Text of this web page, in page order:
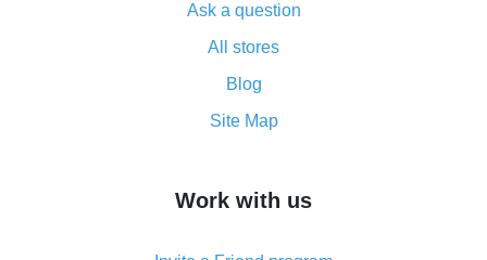
All about how cash back works on AliExpress
and what it does
How to get the most cash back on AliExpress -
simple methods
Ask a question
All stores
Blog
Site Map
Work with us